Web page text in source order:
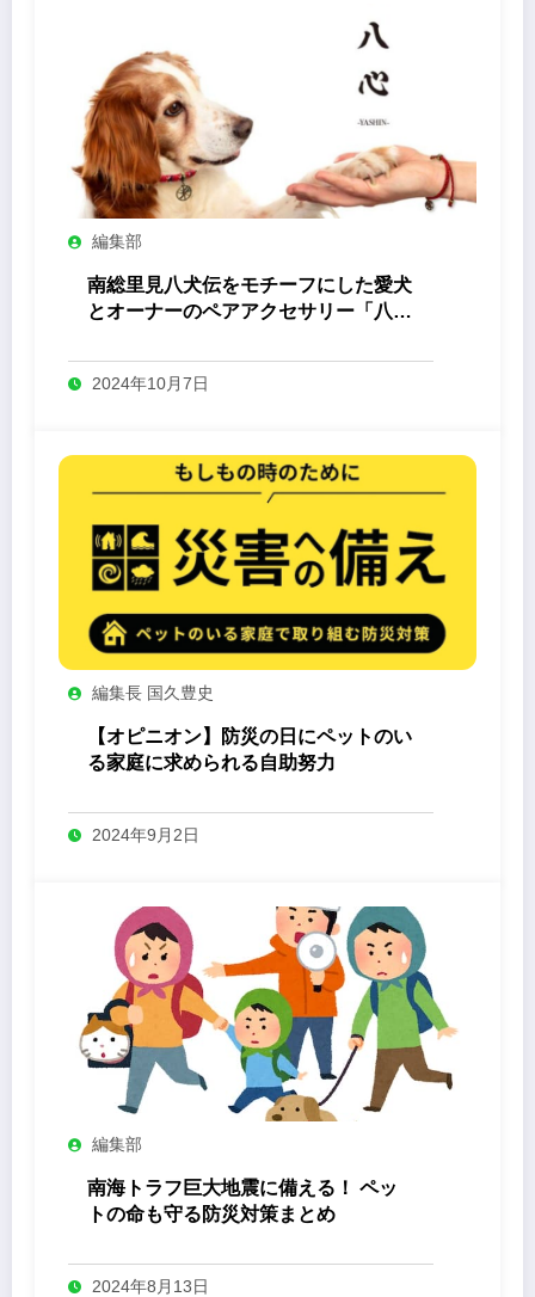
編集部
南総里見八犬伝をモチーフにした愛犬
とオーナーのペアアクセサリー「八心
2024年10月7日
編集長 国久豊史
【オピニオン】防災の日にペットのい
る家庭に求められる自助努力
2024年9月2日
編集部
南海トラフ巨大地震に備える！ ペッ
トの命も守る防災対策まとめ
2024年8月13日